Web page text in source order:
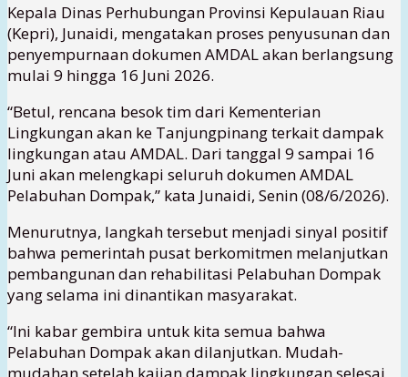
Kepala Dinas Perhubungan Provinsi Kepulauan Riau
(Kepri), Junaidi, mengatakan proses penyusunan dan
penyempurnaan dokumen AMDAL akan berlangsung
mulai 9 hingga 16 Juni 2026.
“Betul, rencana besok tim dari Kementerian
Lingkungan akan ke Tanjungpinang terkait dampak
lingkungan atau AMDAL. Dari tanggal 9 sampai 16
Juni akan melengkapi seluruh dokumen AMDAL
Pelabuhan Dompak,” kata Junaidi, Senin (08/6/2026).
Menurutnya, langkah tersebut menjadi sinyal positif
bahwa pemerintah pusat berkomitmen melanjutkan
pembangunan dan rehabilitasi Pelabuhan Dompak
yang selama ini dinantikan masyarakat.
“Ini kabar gembira untuk kita semua bahwa
Pelabuhan Dompak akan dilanjutkan. Mudah-
mudahan setelah kajian dampak lingkungan selesai,